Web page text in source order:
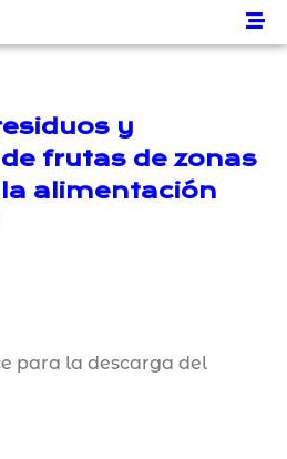
y
frutas de zonas
alimentación
para la descarga del